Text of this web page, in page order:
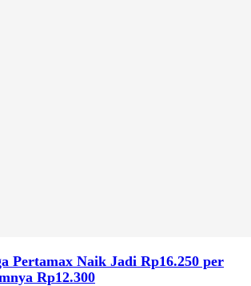
Pertamax Naik Jadi Rp16.250 per
Rp12.300